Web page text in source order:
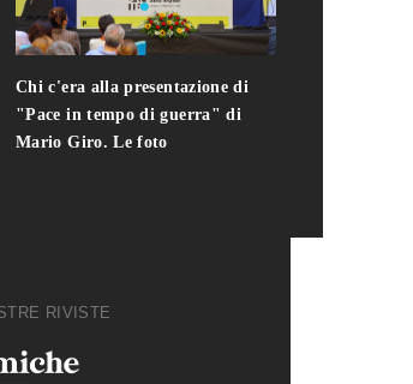
Chi c'era alla presentazione di
"Pace in tempo di guerra" di
Mario Giro. Le foto
RIVISTE